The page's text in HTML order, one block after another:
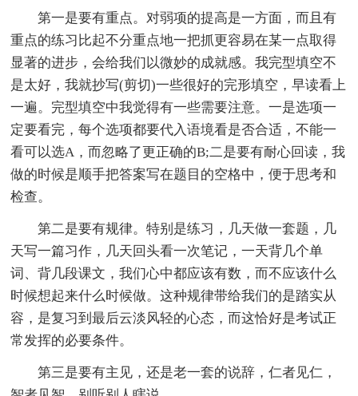
第一是要有重点。对弱项的提高是一方面，而且有
重点的练习比起不分重点地一把抓更容易在某一点取得
显著的进步，会给我们以微妙的成就感。我完型填空不
是太好，我就抄写(剪切)一些很好的完形填空，早读看上
一遍。完型填空中我觉得有一些需要注意。一是选项一
定要看完，每个选项都要代入语境看是否合适，不能一
看可以选A，而忽略了更正确的B;二是要有耐心回读，我
做的时候是顺手把答案写在题目的空格中，便于思考和
检查。
第二是要有规律。特别是练习，几天做一套题，几
天写一篇习作，几天回头看一次笔记，一天背几个单
词、背几段课文，我们心中都应该有数，而不应该什么
时候想起来什么时候做。这种规律带给我们的是踏实从
容，是复习到最后云淡风轻的心态，而这恰好是考试正
常发挥的必要条件。
第三是要有主见，还是老一套的说辞，仁者见仁，